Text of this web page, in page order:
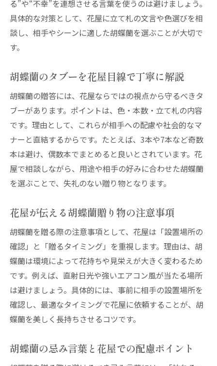
る”や“不幸”を連想させる言葉を使うのは避けましょう。
具体的な対策として、花屋に立て札の文言や色選びを相
談し、相手やシーンに適した胡蝶蘭を選ぶことが大切で
す。
胡蝶蘭のタブーを花屋目線で丁寧に解説
胡蝶蘭の贈答には、花屋ならではの視点から守るべきタ
ブーがあります。ポイントは、色・本数・立て札の内容
です。理由として、これらが相手への配慮や社会的なマ
ナーと直結するからです。たとえば、3本や7本など奇数
本は避け、偶数本でまとめると良いとされています。花
屋で相談しながら、用途や相手の好みに合わせた胡蝶蘭
を選ぶことで、失礼のない贈り物となります。
花屋が伝える胡蝶蘭贈り物の注意事項
胡蝶蘭を贈る際の注意事項として、花屋は「設置場所の
確認」と「贈るタイミング」を重視します。理由は、胡
蝶蘭は環境によって花持ちや見栄えが大きく変わるため
です。例えば、直射日光や強いエアコン風が当たる場所
は避けましょう。具体的には、事前に相手の設置場所を
確認し、最適なタイミングで花屋に依頼することが、胡
蝶蘭を美しく長持ちさせるコツです。
胡蝶蘭の忌み言葉と花屋での配慮ポイント